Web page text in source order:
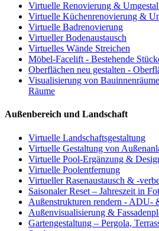
Virtuelle Renovierung &
Virtuelle Küchenrenovierung &
Virtuelle Badrenovierung
Virtueller Bodenaustausch
Virtuelles Wände Streichen
Möbel-Facelift - Bestehende
Oberflächen neu gestalten -
Visualisierung von
Räume
Außenbereich und Landschaft
Virtuelle Landschaftsgestaltung
Virtuelle Gestaltung von
Virtuelle Pool-Ergänzung &
Virtuelle Poolentfernung
Virtueller Rasenaustausch & -
Saisonaler Reset – Jahreszeit in
Außenstrukturen rendern - ADU-
Außenvisualisierung &
Gartengestaltung – Pergola,